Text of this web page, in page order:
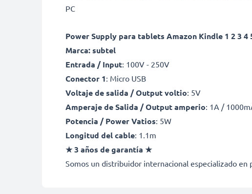
PC
Power Supply para tablets Amazon Kindle 1 2 3 4
Marca: subtel
Entrada / Input: 100V - 250V
Conector 1: Micro USB
Voltaje de salida / Output voltio: 5V
Amperaje de Salida / Output amperio: 1A /
Potencia / Power Vatios: 5W
Longitud del cable: 1.1m
★ 3 años de garantía ★
Somos un distribuidor internacional especializado en